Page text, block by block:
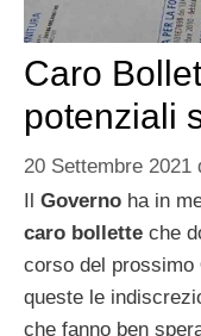
Caro
potenziali
20 Settembre 2021
Il Governo ha in
caro bollette che
corso del prossimo
queste le
che fanno ben